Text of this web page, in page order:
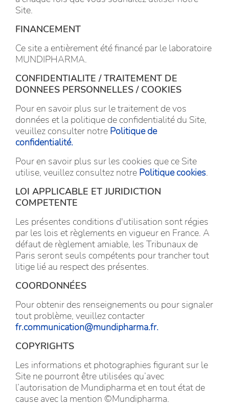
Site.
FINANCEMENT
Ce site a entièrement été financé par le laboratoire
MUNDIPHARMA.
CONFIDENTIALITE / TRAITEMENT DE
DONNEES PERSONNELLES / COOKIES
Pour en savoir plus sur le traitement de vos
données et la politique de confidentialité du Site,
veuillez consulter notre Politique de
confidentialité.
Pour en savoir plus sur les cookies que ce Site
utilise, veuillez consultez notre Politique cookies.
LOI APPLICABLE ET JURIDICTION
COMPETENTE
Les présentes conditions d'utilisation sont régies
par les lois et règlements en vigueur en France. A
défaut de règlement amiable, les Tribunaux de
Paris seront seuls compétents pour trancher tout
litige lié au respect des présentes.
COORDONNÉES
Pour obtenir des renseignements ou pour signaler
tout problème, veuillez contacter
fr.communication@mundipharma.fr.
COPYRIGHTS
Les informations et photographies figurant sur le
Site ne pourront être utilisées qu’avec
l’autorisation de Mundipharma et en tout état de
cause avec la mention ©Mundipharma.